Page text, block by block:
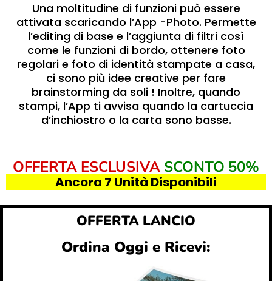
Una moltitudine di funzioni può essere
attivata scaricando l’App -Photo. Permette
l’editing di base e l’aggiunta di filtri così
come le funzioni di bordo, ottenere foto
regolari e foto di identità stampate a casa,
ci sono più idee creative per fare
brainstorming da soli ! Inoltre, quando
stampi, l’App ti avvisa quando la cartuccia
d’inchiostro o la carta sono basse.
OFFERTA ESCLUSIVA SCONTO 50%
Ancora 7 Unità Disponibili
OFFERTA LANCIO
Ordina Oggi e Ricevi: